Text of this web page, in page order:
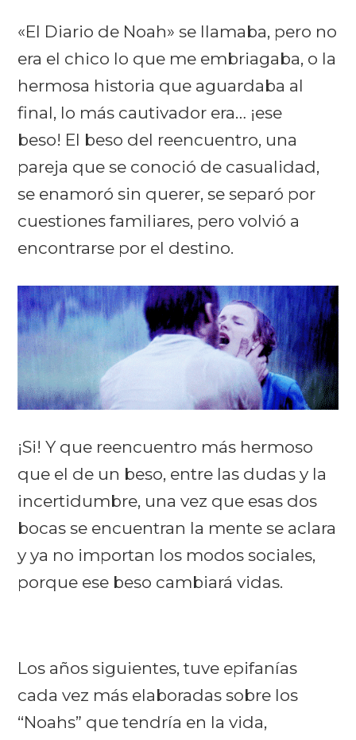
«El Diario de Noah» se llamaba, pero no
era el chico lo que me embriagaba, o la
hermosa historia que aguardaba al
final, lo más cautivador era… ¡ese
beso! El beso del reencuentro, una
pareja que se conoció de casualidad,
se enamoró sin querer, se separó por
cuestiones familiares, pero volvió a
encontrarse por el destino.
¡Si! Y que reencuentro más hermoso
que el de un beso, entre las dudas y la
incertidumbre, una vez que esas dos
bocas se encuentran la mente se aclara
y ya no importan los modos sociales,
porque ese beso cambiará vidas.
Los años siguientes, tuve epifanías
cada vez más elaboradas sobre los
“Noahs” que tendría en la vida,